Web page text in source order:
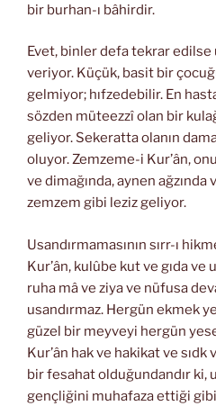
bir burhan-ı bâhirdir.
Evet, binler defa tekrar edilse
veriyor. Küçük, basit bir
gelmiyor; hıfzedebilir. En
sözden müteezzî olan bir
geliyor. Sekeratta olanın
oluyor. Zemzeme-i Kur’ân,
ve dimağında, aynen ağzında
zemzem gibi leziz geliyor.
Usandırmamasının sırr-ı
Kur’ân, kulûbe kut ve gıda ve
ruha mâ ve ziya ve nüfusa
usandırmaz. Hergün ekmek
güzel bir meyveyi hergün
Kur’ân hak ve hakikat ve
bir fesahat olduğundandır ki,
gençliğini muhafaza ettiği